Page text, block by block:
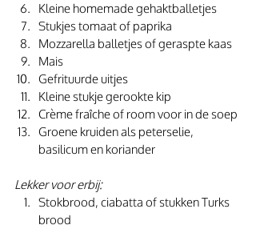
Kleine homemade gehaktballetjes
Stukjes tomaat of paprika
Mozzarella balletjes of geraspte kaas
Mais
Gefrituurde uitjes
Kleine stukje gerookte kip
Crème fraîche of room voor in de soep
Groene kruiden als peterselie,
basilicum en koriander
Lekker voor erbij:
Stokbrood, ciabatta of stukken Turks
brood